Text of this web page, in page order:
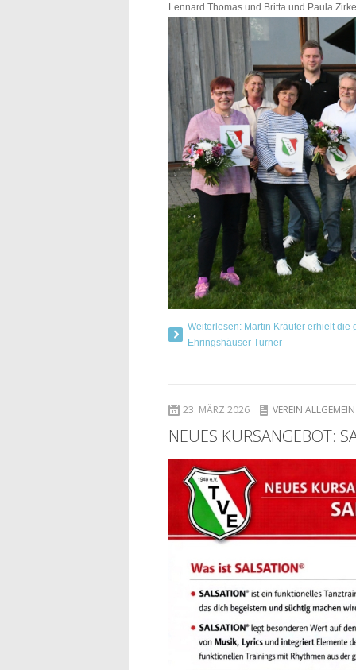
Lennard Thomas und Britta und Paula
Weiterlesen: Martin Kräuter erhielt
Ehringshäuser Turner
23. MÄRZ 2026 VEREIN ALLGEMEIN
NEUES KURSANGEBOT: